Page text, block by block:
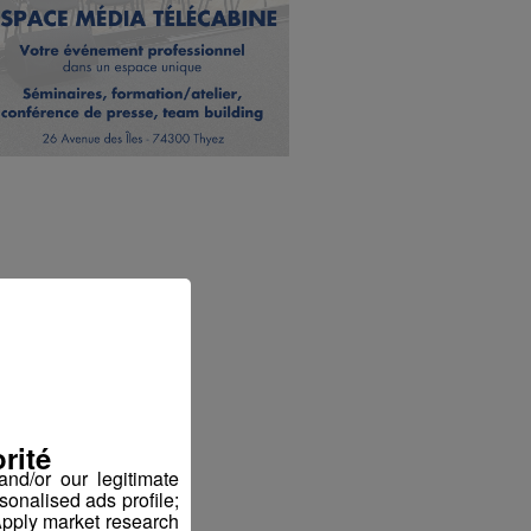
or our legitimate
ads profile;
market research